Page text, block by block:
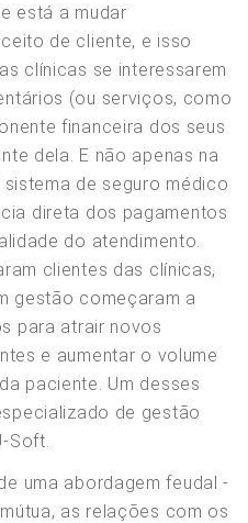
está a mudar
de cliente, e isso
clínicas se interessarem
(ou serviços, como
financeira dos seus
dela. E não apenas na
de seguro médico
direta dos pagamentos
do atendimento.
clientes das clínicas,
gestão começaram a
para atrair novos
e aumentar o volume
paciente. Um desses
de gestão
Soft.
uma abordagem feudal -
as relações com os